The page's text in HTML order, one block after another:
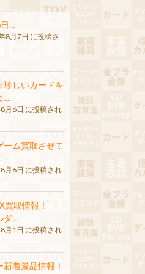
...
8月7日 に投稿さ
しいカードを
...
月6日 に投稿され
ム買取させて
月6日 に投稿され
買取情報！
ダ...
月1日 に投稿され
着景品情報！